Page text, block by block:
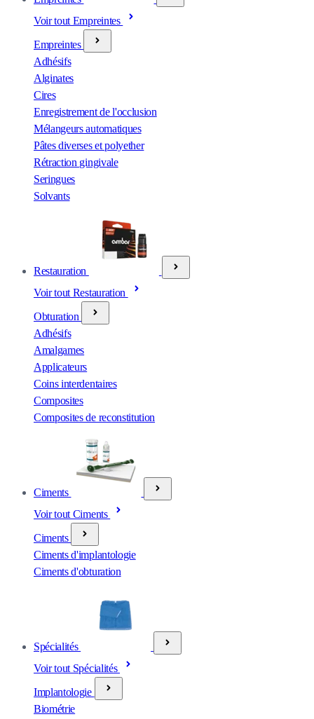
Voir tout Empreintes
Empreintes
Adhésifs
Alginates
Cires
Enregistrement de l'occlusion
Mélangeurs automatiques
Pâtes diverses et polyether
Rétraction gingivale
Seringues
Solvants
Restauration
Voir tout Restauration
Obturation
Adhésifs
Amalgames
Applicateurs
Coins interdentaires
Composites
Composites de reconstitution
Ciments
Voir tout Ciments
Ciments
Ciments d'implantologie
Ciments d'obturation
Spécialités
Voir tout Spécialités
Implantologie
Biométrie